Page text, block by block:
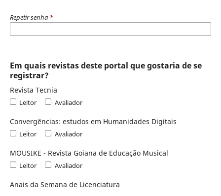
Repetir senha *
Em quais revistas deste portal que gostaria de se
registrar?
Revista Tecnia
Leitor Avaliador
Convergências: estudos em Humanidades Digitais
Leitor Avaliador
MOUSIKE - Revista Goiana de Educação Musical
Leitor Avaliador
Anais da Semana de Licenciatura